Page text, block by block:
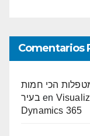
Comentarios
הכי חמות
בעיר en
Dynamics 365